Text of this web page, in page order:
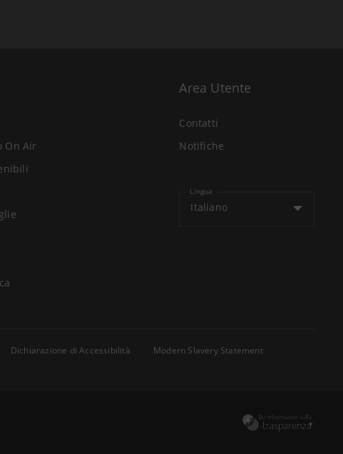
On Air
Area Utente
Contatti
Notifiche
Lingua
Italiano
Dichiarazione di Accessibilità
Modern Slavery Statement